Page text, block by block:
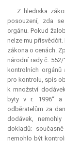
Z hlediska
posouzení, zda
orgánu. Pokud
nelze mu
zákona o cenách.
národní rady č.
kontrolních
pro kontrolu, spis
k množství
byty v r. 1996“ a
odběratelům za
dodávek,
dokladů;
nemohlo být